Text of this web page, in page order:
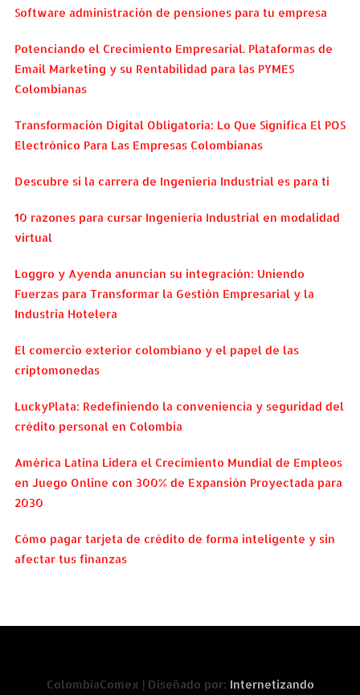
Software administración de pensiones para tu empresa
Potenciando el Crecimiento Empresarial. Plataformas de
Email Marketing y su Rentabilidad para las PYMES
Colombianas
Transformación Digital Obligatoria: Lo Que Significa El POS
Electrónico Para Las Empresas Colombianas
Descubre si la carrera de Ingeniería Industrial es para ti
10 razones para cursar Ingeniería Industrial en modalidad
virtual
Loggro y Ayenda anuncian su integración: Uniendo
Fuerzas para Transformar la Gestión Empresarial y la
Industria Hotelera
El comercio exterior colombiano y el papel de las
criptomonedas
LuckyPlata: Redefiniendo la conveniencia y seguridad del
crédito personal en Colombia
América Latina Lidera el Crecimiento Mundial de Empleos
en Juego Online con 300% de Expansión Proyectada para
2030
Cómo pagar tarjeta de crédito de forma inteligente y sin
afectar tus finanzas
ColombiaComex | Diseñado por: Internetizando